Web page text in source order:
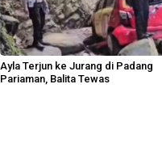
Ayla Terjun ke Jurang di Padang
Pariaman, Balita Tewas